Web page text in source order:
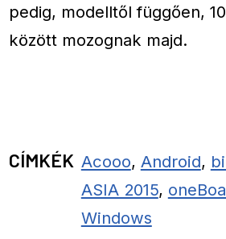
pedig, modelltől függően,
között mozognak majd.
CÍMKÉK Acooo, Android,
ASIA 2015,
Windows